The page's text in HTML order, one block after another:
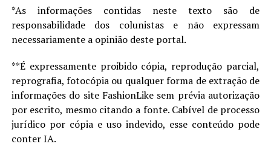
*As informações contidas neste texto são de
responsabilidade dos colunistas e não expressam
necessariamente a opinião deste portal.
**É expressamente proibido cópia, reprodução parcial,
reprografia, fotocópia ou qualquer forma de extração de
informações do site FashionLike sem prévia autorização
por escrito, mesmo citando a fonte. Cabível de processo
jurídico por cópia e uso indevido, esse conteúdo pode
conter IA.